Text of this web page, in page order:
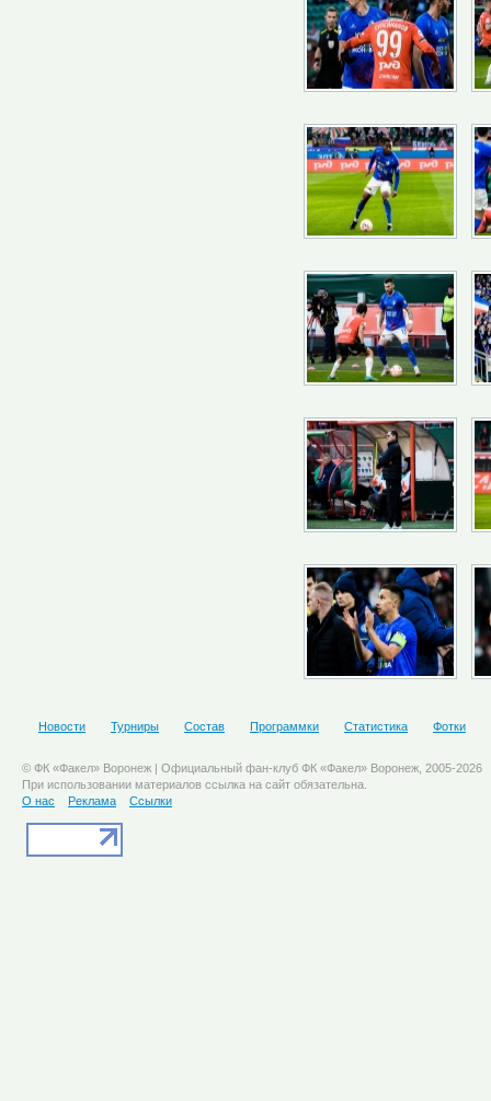
Новости Турниры Состав Программки Статистика Фотки
© ФК «Факел» Воронеж | Официальный фан-клуб ФК «Факел» Воронеж, 2005-2026
При использовании материалов ссылка на сайт обязательна.
О нас
Реклама Ссылки